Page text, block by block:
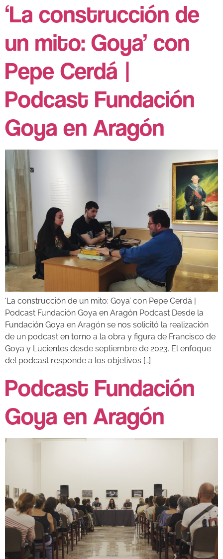
‘La construcción de
un mito: Goya’ con
Pepe Cerdá |
Podcast Fundación
Goya en Aragón
‘La construcción de un mito: Goya’ con Pepe Cerdá |
Podcast Fundación Goya en Aragón Podcast Desde la
Fundación Goya en Aragón se nos solicitó la realización
de un podcast en torno a la obra y figura de Francisco de
Goya y Lucientes desde septiembre de 2023. El enfoque
del podcast responde a los objetivos […]
Podcast Fundación
Goya en Aragón